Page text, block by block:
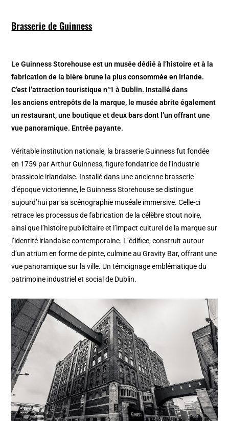
Brasserie de Guinness
Le Guinness Storehouse est un musée dédié à l’histoire et à la
fabrication de la bière brune la plus consommée en Irlande.
C’est l’attraction touristique n°1 à Dublin. Installé dans
les anciens entrepôts de la marque, le musée abrite également
un restaurant, une boutique et deux bars dont l’un offrant une
vue panoramique. Entrée payante.
Véritable institution nationale, la brasserie Guinness fut fondée
en 1759 par Arthur Guinness, figure fondatrice de l’industrie
brassicole irlandaise. Installé dans une ancienne brasserie
d’époque victorienne, le Guinness Storehouse se distingue
aujourd’hui par sa scénographie muséale immersive. Celle-ci
retrace les processus de fabrication de la célèbre stout noire,
ainsi que l’histoire publicitaire et l’impact culturel de la marque sur
l’identité irlandaise contemporaine. L’édifice, construit autour
d’un atrium en forme de pinte, culmine au Gravity Bar, offrant une
vue panoramique sur la ville. Un témoignage emblématique du
patrimoine industriel et social de Dublin.